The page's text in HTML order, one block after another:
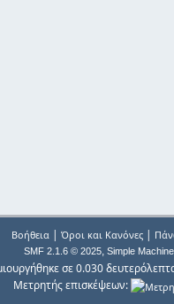
Βοήθεια| Όροι και Κανόνες|
SMF 2.1.6 © 2025, Simple
σε 0.030
Μετρητής επισκέψεων: